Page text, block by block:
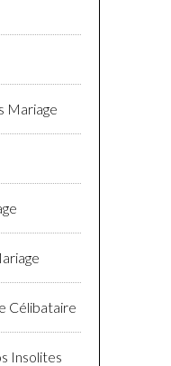
Mariage
Célibataire
Insolites